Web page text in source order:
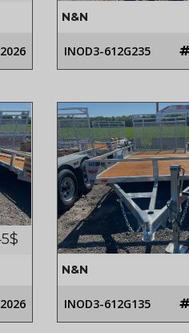
2026
N&N
INOD3-612G235
2026
N&N
INOD3-612G135